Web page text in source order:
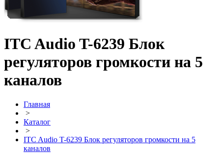
ITC Audio T-6239 Блок
регуляторов громкости на 5
каналов
Главная
>
Каталог
>
ITC Audio T-6239 Блок регуляторов громкости на 5
каналов